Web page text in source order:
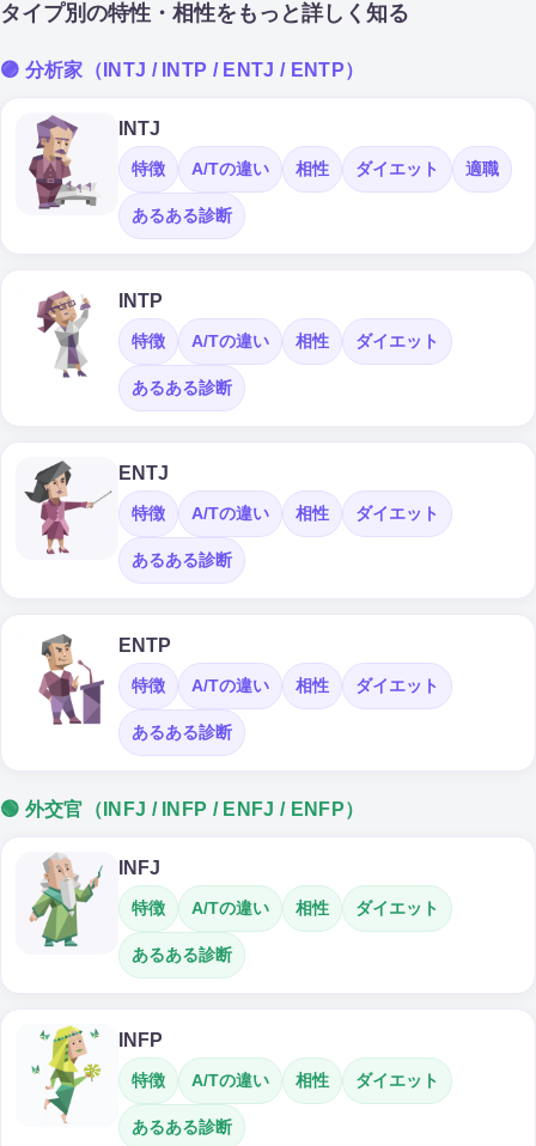
タイプ別の特性・相性をもっと詳しく知る
🟣 分析家（INTJ / INTP / ENTJ / ENTP）
INTJ
特徴 A/Tの違い 相性 ダイエット 適職
あるある診断
INTP
特徴 A/Tの違い 相性 ダイエット
あるある診断
ENTJ
特徴 A/Tの違い 相性 ダイエット
あるある診断
ENTP
特徴 A/Tの違い 相性 ダイエット
あるある診断
🟢 外交官（INFJ / INFP / ENFJ / ENFP）
INFJ
特徴 A/Tの違い 相性 ダイエット
あるある診断
INFP
特徴 A/Tの違い 相性 ダイエット
あるある診断